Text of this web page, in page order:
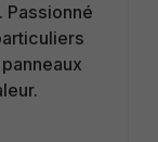
Passionné